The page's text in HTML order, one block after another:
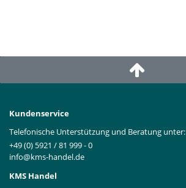
Kundenservice
Telefonische Unterstützung und Beratung unter:
+49 (0) 5921 / 81 999 - 0
info@kms-handel.de
KMS Handel